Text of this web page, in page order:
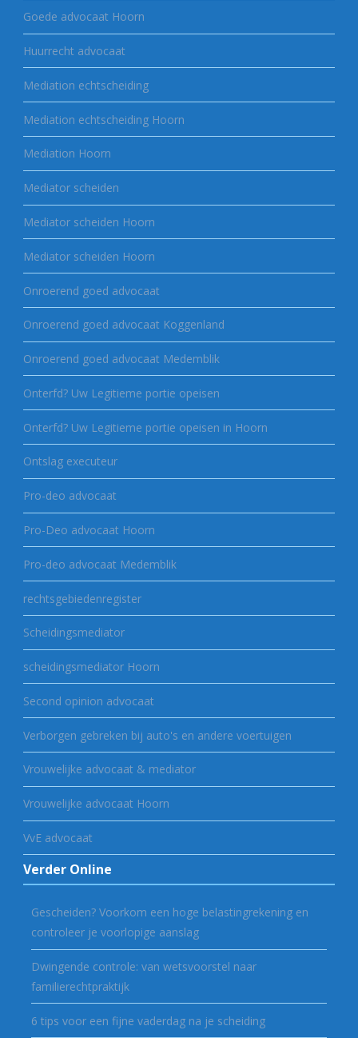
Goede advocaat Hoorn
Huurrecht advocaat
Mediation echtscheiding
Mediation echtscheiding Hoorn
Mediation Hoorn
Mediator scheiden
Mediator scheiden Hoorn
Mediator scheiden Hoorn
Onroerend goed advocaat
Onroerend goed advocaat Koggenland
Onroerend goed advocaat Medemblik
Onterfd? Uw Legitieme portie opeisen
Onterfd? Uw Legitieme portie opeisen in Hoorn
Ontslag executeur
Pro-deo advocaat
Pro-Deo advocaat Hoorn
Pro-deo advocaat Medemblik
rechtsgebiedenregister
Scheidingsmediator
scheidingsmediator Hoorn
Second opinion advocaat
Verborgen gebreken bij auto's en andere voertuigen
Vrouwelijke advocaat & mediator
Vrouwelijke advocaat Hoorn
VvE advocaat
Verder Online
Gescheiden? Voorkom een hoge belastingrekening en
controleer je voorlopige aanslag
Dwingende controle: van wetsvoorstel naar
familierechtpraktijk
6 tips voor een fijne vaderdag na je scheiding